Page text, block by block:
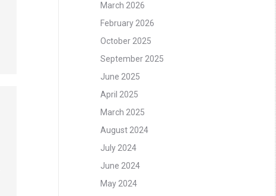
March 2026
February 2026
October 2025
September 2025
June 2025
April 2025
March 2025
August 2024
July 2024
June 2024
May 2024